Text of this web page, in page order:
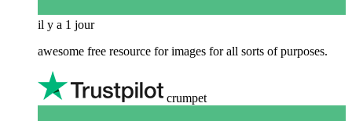
il y a 1 jour
awesome free resource for images for all sorts of purposes.
crumpet